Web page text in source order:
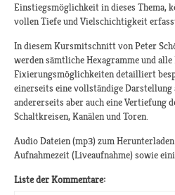
Einstiegsmöglichkeit in dieses Thema,
vollen Tiefe und Vielschichtigkeit
In diesem Kursmitschnitt von Peter
werden sämtliche Hexagramme und
Fixierungsmöglichkeiten detailliert
einerseits eine vollständige
andererseits aber auch eine Vertiefung
Schaltkreisen, Kanälen und Toren.
Audio Dateien (mp3) zum
Aufnahmezeit (Liveaufnahme) sowie
Liste der Kommentare: